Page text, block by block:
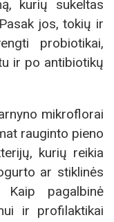
kurių sukeltas
jos, tokių ir
probiotikai,
ir po antibiotikų
mikroflorai
rauginto pieno
kurių reikia
ar stiklinės
pagalbinė
ir profilaktikai